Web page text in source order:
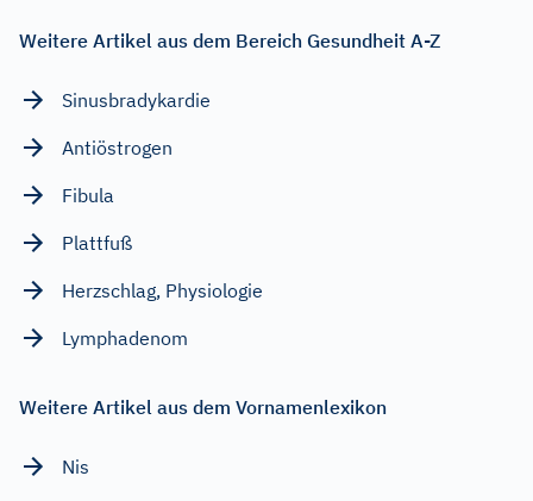
Weitere Artikel aus dem Bereich Gesundheit A-Z
Sinusbradykardie
Antiöstrogen
Fibula
Plattfuß
Herzschlag, Physiologie
Lymphadenom
Weitere Artikel aus dem Vornamenlexikon
Nis